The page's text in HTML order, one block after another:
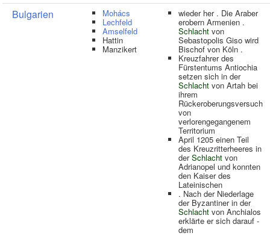
Bulgarien Mohács
Lechfeld
Amselfeld
Hattin
Manzikert
wieder her . Die Araber
erobern Armenien .
Schlacht von
Sebastopolis Giso wird
Bischof von Köln .
Kreuzfahrer des
Fürstentums Antiochia
setzen sich in der
Schlacht von Artah bei
ihrem
Rückeroberungsversuch
von
verlorengegangenem
Territorium
April 1205 einen Teil
des Kreuzritterheeres in
derSchlacht von
Adrianopel und konnten
den Kaiser des
Lateinischen
. Nach der Niederlage
der Byzantiner in der
Schlacht von Anchialos
erklärte er sich darauf -
dem